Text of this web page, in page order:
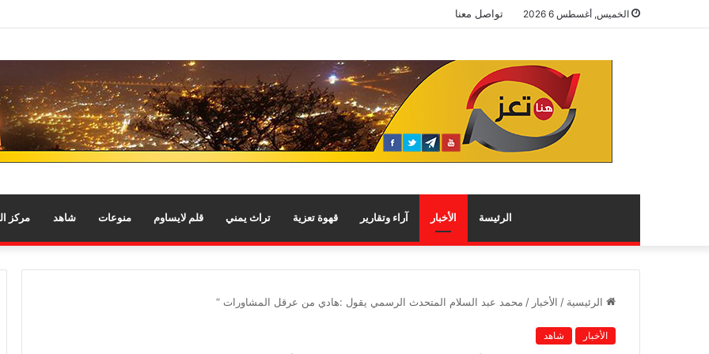
الخميس, أغسطس 6 2026 تواصل معنا
الرئيسة الأخبار آراء وتقارير قهوة تعزية تراث يمني قلم لايساوم منوعات شاهد مركز
الرئيسية / الأخبار / محمد عبد السلام المتحدث الرسمي يقول :هادي من عرقل المشاورات “
الأخبار شاهد